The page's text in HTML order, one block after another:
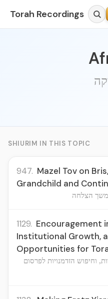
Torah Recordings
SHIURIM IN THIS TOPIC
947. Mazel Tov on
Grandchild and
הצלחה
1129. Encouragement
Institutional Growth,
Opportunities for
וחיפוש הזדמנויות לפרסום